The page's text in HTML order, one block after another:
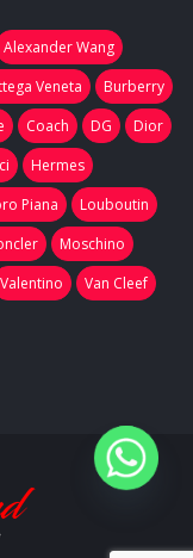
Alexander Wang
Veneta
Burberry
Coach DG
Dior
Hermes
Piana
Louboutin
Moschino
Valentino
Van Cleef